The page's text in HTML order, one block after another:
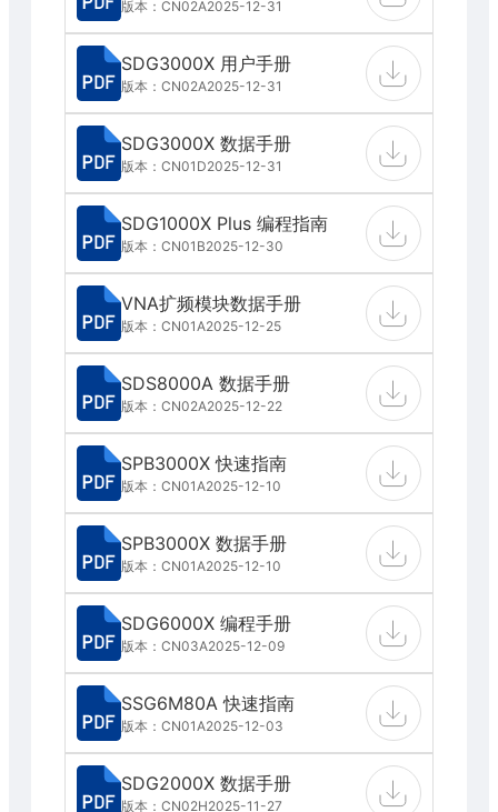
版本：CN02A2025-12-31
SDG3000X 用户手册
版本：CN02A2025-12-31
SDG3000X 数据手册
版本：CN01D2025-12-31
SDG1000X Plus 编程指南
版本：CN01B2025-12-30
VNA扩频模块数据手册
版本：CN01A2025-12-25
SDS8000A 数据手册
版本：CN02A2025-12-22
SPB3000X 快速指南
版本：CN01A2025-12-10
SPB3000X 数据手册
版本：CN01A2025-12-10
SDG6000X 编程手册
版本：CN03A2025-12-09
SSG6M80A 快速指南
版本：CN01A2025-12-03
SDG2000X 数据手册
版本：CN02H2025-11-27